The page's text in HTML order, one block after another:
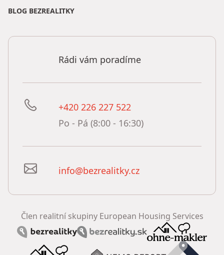
BLOG BEZREALITKY
Rádi vám poradíme
+420 226 227 522
Po - Pá (8:00 - 16:30)
info@bezrealitky.cz
Člen realitní skupiny European Housing Services